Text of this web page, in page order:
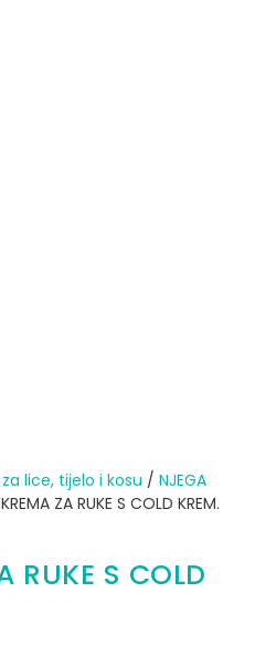
lice, tijelo i kosu / NJEGA
ZA RUKE S COLD KREM.
RUKE S COLD